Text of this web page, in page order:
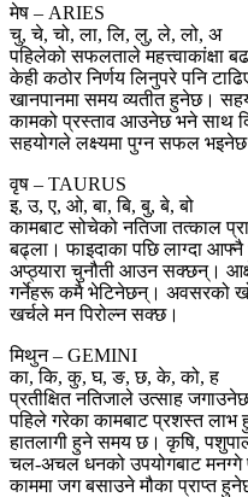
मेष – ARIES
चु, चे, चो, ला, लि, लु, ले, लो, अ
पहिलेको सफलताले महत्त्वाकांक्षा
केही कठोर निर्णय लिनुपरे पनि
खानपानमा समय व्यतीत हुनेछ।
कामको प्रस्ताव आउनेछ भने साथ
सहयोगले लक्ष्यमा पुग्न सफल
वृष – TAURUS
इ, उ, ए, ओ, बा, बि, बु, बे, बो
कामबाट सोचेको नतिजा तत्काल
बढ्ला। फाइदाका पछि लाग्दा
अप्ठ्यारा चुनौती आउन सक्छन्।
गर्नेहरू कमै भेटिनेछन्। अवसरको
खर्चले मन पिरोल्न सक्छ।
मिथुन – GEMINI
का, कि, कु, घ, ङ, छ, के, को, ह
प्रतीक्षित नतिजाले उत्साह
पहिले गरेका कामबाट प्रशस्त
हातलागी हुने समय छ। कृषि,
चल-अचल धनको उपयोगबाट मनग्गे
काममा जग बसाउने मौका प्राप्त